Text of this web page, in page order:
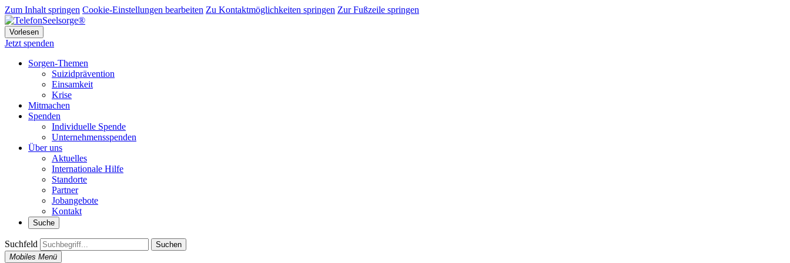
Zum Inhalt springen Cookie-Einstellungen bearbeiten Zu Kontaktmöglichkeiten springen Zur Fußzeile springen
Vorlesen
Jetzt spenden
Sorgen-Themen
Suizidprävention
Einsamkeit
Krise
Mitmachen
Spenden
Individuelle Spende
Unternehmensspenden
Über uns
Aktuelles
Internationale Hilfe
Standorte
Partner
Jobangebote
Kontakt
Suche
Suchfeld
Suchen
Mobiles Menü